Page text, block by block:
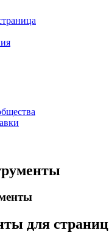
для страниц